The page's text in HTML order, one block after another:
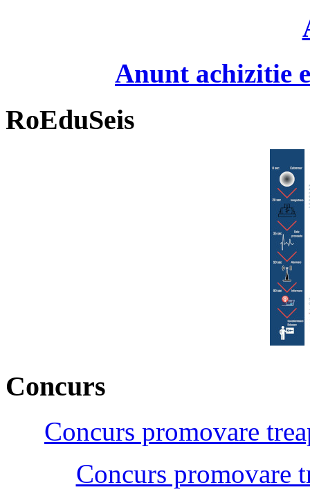
Anunt achizitie
RoEduSeis
Concurs
Concurs promovare
Concurs promovare